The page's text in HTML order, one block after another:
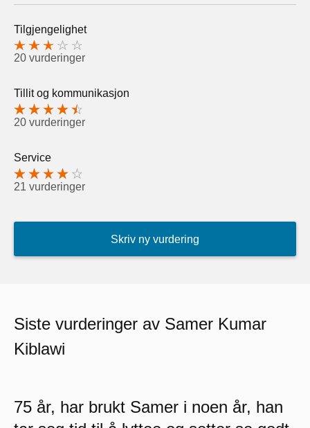
Tilgjengelighet
20 vurderinger
Tillit og kommunikasjon
20 vurderinger
Service
21 vurderinger
Skriv ny vurdering
Siste vurderinger av Samer Kumar
Kiblawi
75 år, har brukt Samer i noen år, han